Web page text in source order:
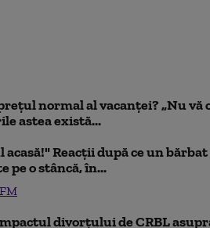
normal al vacanței? „Nu
astea există...
Reacţii după ce un bărbat
pe o stâncă, în...
divorțului de CRBL